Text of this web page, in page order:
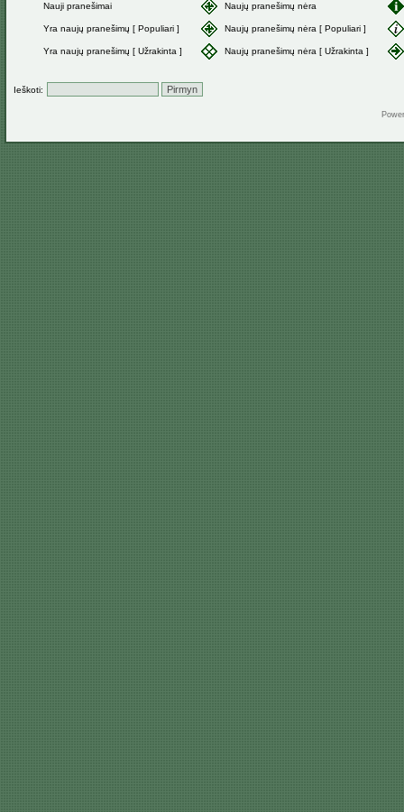
Nauji pranešimai Naujų pranešimų nėra
Yra naujų pranešimų [ Populiari ] Naujų pranešimų nėra [ Populiari ]
Yra naujų pranešimų [ Užrakinta ] Naujų pranešimų nėra [ Užrakinta ]
Ieškoti: